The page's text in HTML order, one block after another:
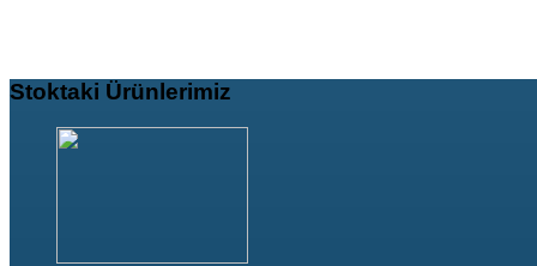
Stoktaki Ürünlerimiz